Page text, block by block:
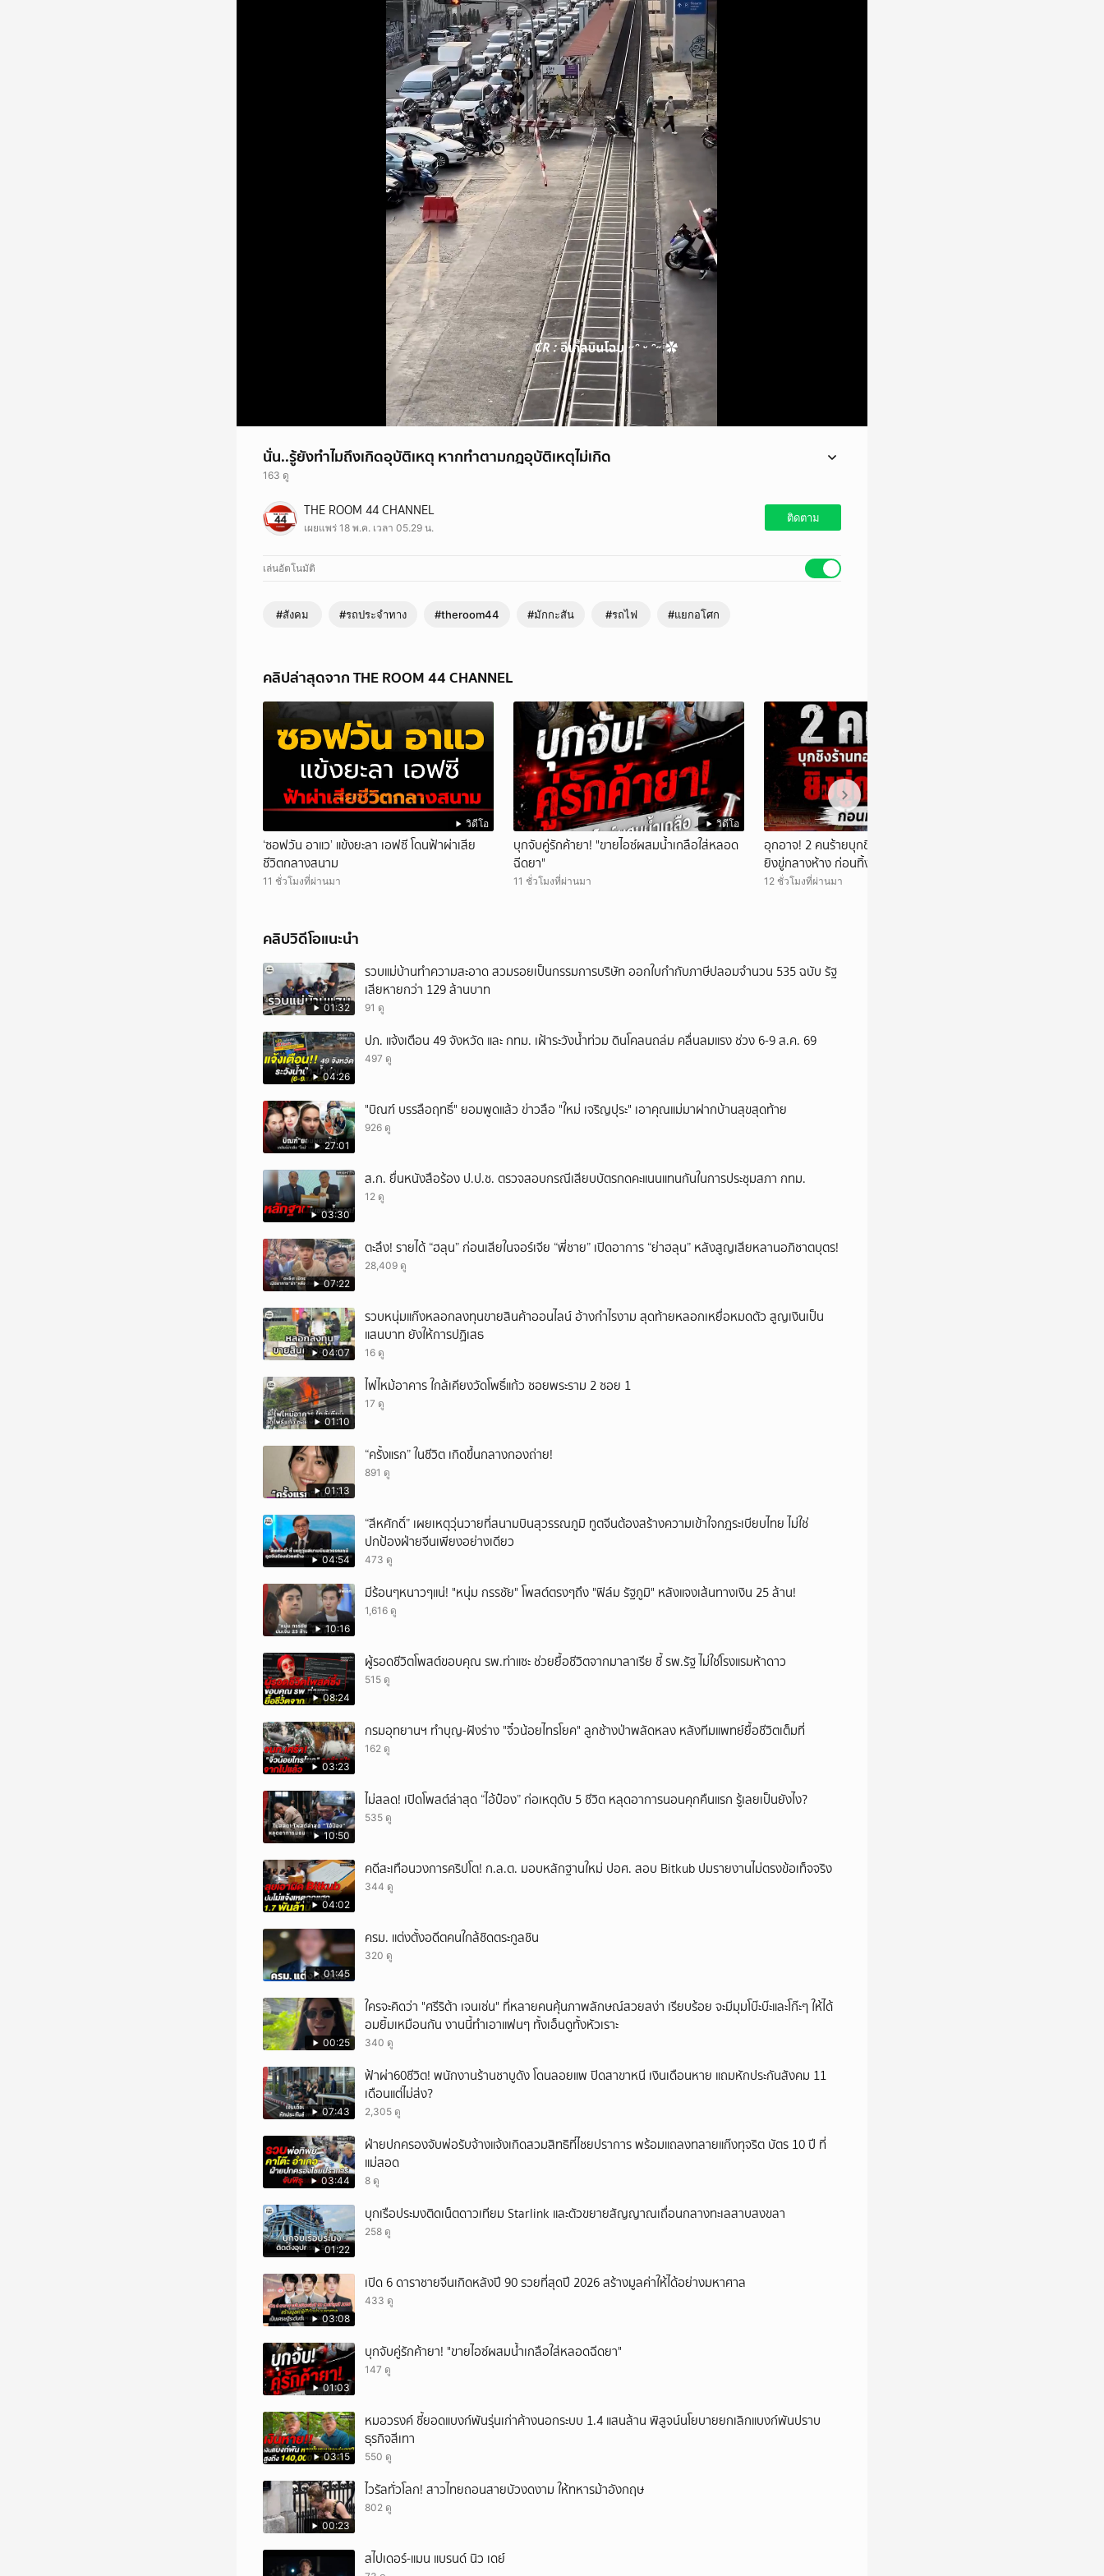
นั่น..รู้ยังทำไมถึงเกิดอุบัติเหตุ หากทำตามกฎอุบัติเหตุไม่เกิด
163 ดู
นั่น..รู้ยังทำไมถึงเกิดอุบัติเหตุ หากทำตามกฎอุบัติเหตุไม่เกิด
#รถประจำทาง #มักกะสัน #แยกอโศก #รถไฟ #ข่าววันนี้ #theroom44
THE ROOM 44 CHANNEL
เผยแพร่ 18 พ.ค. เวลา 05.29 น.
ติดตาม
เล่นอัตโนมัติ
#สังคม #รถประจำทาง #theroom44 #มักกะสัน #รถไฟ #แยกอโศก
คลิปล่าสุดจาก THE ROOM 44 CHANNEL
วิดีโอ
‘ซอฟวัน อาแว’ แข้งยะลา เอฟซี โดนฟ้าผ่าเสีย
ชีวิตกลางสนาม
11 ชั่วโมงที่ผ่านมา
วิดีโอ
บุกจับคู่รักค้ายา! "ขายไอซ์ผสมน้ำเกลือใส่หลอด
ฉีดยา"
11 ชั่วโมงที่ผ่านมา
อุกอาจ! 2 คนร้ายบุกชิงร้านทองอำเภอเชียงของ
ยิงขู่กลางห้าง ก่อนทิ้งรถหนี
12 ชั่วโมงที่ผ่านมา
คลิปวิดีโอแนะนำ
01:32
รวบแม่บ้านทำความสะอาด สวมรอยเป็นกรรมการบริษัท ออกใบกำกับภาษีปลอมจำนวน 535 ฉบับ รัฐ
เสียหายกว่า 129 ล้านบาท
91 ดู
04:26
ปภ. แจ้งเตือน 49 จังหวัด และ กทม. เฝ้าระวังน้ำท่วม ดินโคลนถล่ม คลื่นลมแรง ช่วง 6-9 ส.ค. 69
497 ดู
27:01
"บิณฑ์ บรรลือฤทธิ์" ยอมพูดแล้ว ข่าวลือ "ใหม่ เจริญปุระ" เอาคุณแม่มาฝากบ้านสุขสุดท้าย
926 ดู
03:30
ส.ก. ยื่นหนังสือร้อง ป.ป.ช. ตรวจสอบกรณีเสียบบัตรกดคะแนนแทนกันในการประชุมสภา กทม.
12 ดู
07:22
ตะลึง! รายได้ “ฮลุน” ก่อนเสียในจอร์เจีย “พี่ชาย” เปิดอาการ “ย่าฮลุน” หลังสูญเสียหลานอภิชาตบุตร!
28,409 ดู
04:07
รวบหนุ่มแก๊งหลอกลงทุนขายสินค้าออนไลน์ อ้างกำไรงาม สุดท้ายหลอกเหยื่อหมดตัว สูญเงินเป็น
แสนบาท ยังให้การปฏิเสธ
16 ดู
01:10
ไฟไหม้อาคาร ใกล้เคียงวัดโพธิ์แก้ว ซอยพระราม 2 ซอย 1
17 ดู
01:13
“ครั้งแรก” ในชีวิต เกิดขึ้นกลางกองถ่าย!
891 ดู
04:54
“สีหศักดิ์” เผยเหตุวุ่นวายที่สนามบินสุวรรณภูมิ ทูตจีนต้องสร้างความเข้าใจกฎระเบียบไทย ไม่ใช่
ปกป้องฝ่ายจีนเพียงอย่างเดียว
473 ดู
10:16
มีร้อนๆหนาวๆแน่! "หนุ่ม กรรชัย" โพสต์ตรงๆถึง "ฟิล์ม รัฐภูมิ" หลังแจงเส้นทางเงิน 25 ล้าน!
1,616 ดู
08:24
ผู้รอดชีวิตโพสต์ขอบคุณ รพ.ท่าแซะ ช่วยยื้อชีวิตจากมาลาเรีย ชี้ รพ.รัฐ ไม่ใช่โรงแรมห้าดาว
515 ดู
03:23
กรมอุทยานฯ ทำบุญ-ฝังร่าง "จิ๋วน้อยไทรโยค" ลูกช้างป่าพลัดหลง หลังทีมแพทย์ยื้อชีวิตเต็มที่
162 ดู
10:50
ไม่สลด! เปิดโพสต์ล่าสุด “ไอ้ป๋อง” ก่อเหตุดับ 5 ชีวิต หลุดอาการนอนคุกคืนแรก รู้เลยเป็นยังไง?
535 ดู
04:02
คดีสะเทือนวงการคริปโต! ก.ล.ต. มอบหลักฐานใหม่ ปอศ. สอบ Bitkub ปมรายงานไม่ตรงข้อเท็จจริง
344 ดู
01:45
ครม. แต่งตั้งอดีตคนใกล้ชิดตระกูลชิน
320 ดู
00:25
ใครจะคิดว่า "ศรีริต้า เจนเซ่น" ที่หลายคนคุ้นภาพลักษณ์สวยสง่า เรียบร้อย จะมีมุมโบ๊ะบ๊ะและโก๊ะๆ ให้ได้
อมยิ้มเหมือนกัน งานนี้ทำเอาแฟนๆ ทั้งเอ็นดูทั้งหัวเราะ
340 ดู
07:43
ฟ้าผ่า60ชีวิต! พนักงานร้านชาบูดัง โดนลอยแพ ปิดสาขาหนี เงินเดือนหาย แถมหักประกันสังคม 11
เดือนแต่ไม่ส่ง?
2,305 ดู
03:44
ฝ่ายปกครองจับพ่อรับจ้างแจ้งเกิดสวมสิทธิที่ไชยปราการ พร้อมแถลงทลายแก๊งทุจริต บัตร 10 ปี ที่
แม่สอด
8 ดู
01:22
บุกเรือประมงติดเน็ตดาวเทียม Starlink และตัวขยายสัญญาณเถื่อนกลางทะเลสาบสงขลา
258 ดู
03:08
เปิด 6 ดาราชายจีนเกิดหลังปี 90 รวยที่สุดปี 2026 สร้างมูลค่าให้ได้อย่างมหาศาล
433 ดู
01:03
บุกจับคู่รักค้ายา! "ขายไอซ์ผสมน้ำเกลือใส่หลอดฉีดยา"
147 ดู
03:15
หมอวรงค์ ชี้ยอดแบงก์พันรุ่นเก่าค้างนอกระบบ 1.4 แสนล้าน พิสูจน์นโยบายยกเลิกแบงก์พันปราบ
ธุรกิจสีเทา
550 ดู
00:23
ไวรัลทั่วโลก! สาวไทยถอนสายบัวงดงาม ให้ทหารม้าอังกฤษ
802 ดู
สไปเดอร์-แมน แบรนด์ นิว เดย์